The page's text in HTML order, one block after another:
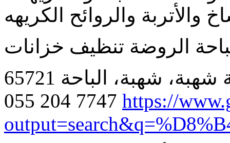
الروضة تنظيف خزانات
شهبة، الباحة 65721
055 204 7747 https://